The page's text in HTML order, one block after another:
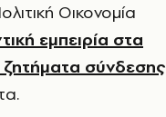
Οικονομία
εμπειρία στα
σύνδεσης